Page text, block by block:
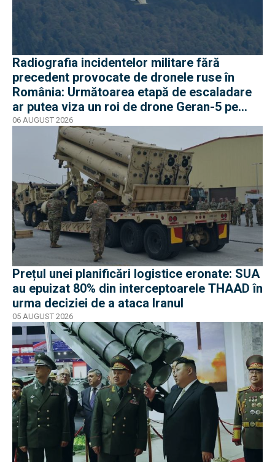
Radiografia incidentelor militare fără
precedent provocate de dronele ruse în
România: Următoarea etapă de escaladare
ar putea viza un roi de drone Geran-5 pe
direcția Galați-Reni
06 AUGUST 2026
Prețul unei planificări logistice eronate: SUA
au epuizat 80% din interceptoarele THAAD în
urma deciziei de a ataca Iranul
05 AUGUST 2026